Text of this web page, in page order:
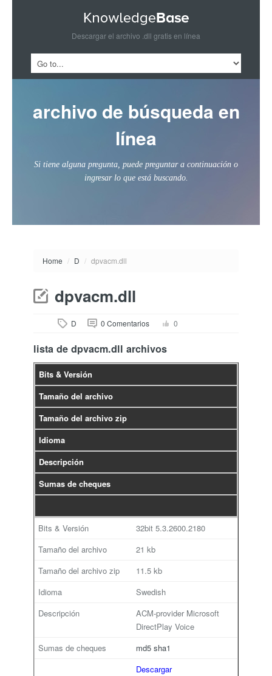
Descargar el archivo .dll gratis en línea
archivo de búsqueda en
línea
Si tiene alguna pregunta, puede preguntar a continuación o
ingresar lo que está buscando.
Home / D / dpvacm.dll
dpvacm.dll
D 0 Comentarios 0
lista de dpvacm.dll archivos
Bits & Versión
Tamaño del archivo
Tamaño del archivo zip
Idioma
Descripción
Sumas de cheques
32bit 5.3.2600.2180
21 kb
11.5 kb
Swedish
ACM-provider Microsoft
DirectPlay Voice
md5 sha1
Descargar